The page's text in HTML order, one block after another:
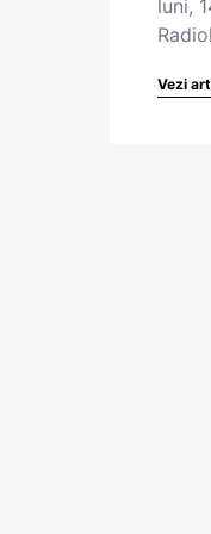
luni,
Vezi